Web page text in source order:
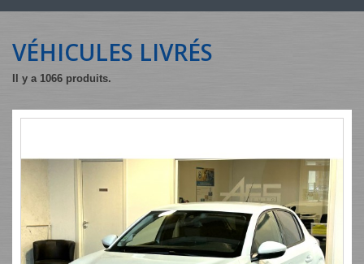
VÉHICULES LIVRÉS
Il y a 1066 produits.